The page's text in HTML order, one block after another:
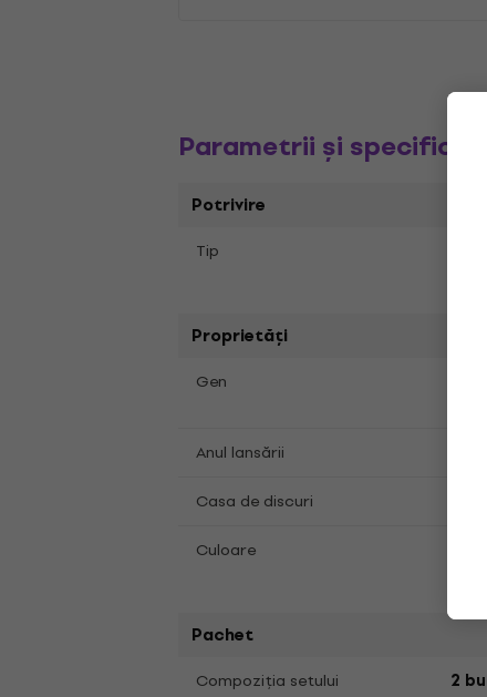
Parametrii și specificații
Potrivire
Tip
Proprietăți
Gen
Anul lansării
Casa de discuri
Culoare
Pachet
Compoziția setului 2